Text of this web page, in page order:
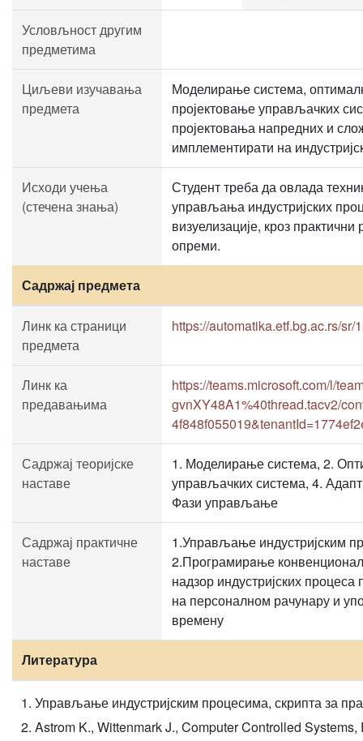
Условљност другим
предметима
Циљеви изучавања
предмета
Моделирање система,
пројектовање управљачких
пројектовања напредних и
имплементирати на
Исходи учења
(стечена знања)
Студент треба да овлада
управљања индустријских
визуелизације, кроз
опреми.
Садржај предмета
Линк ка страници
предмета
https://automatika.etf.bg.ac.rs/sr/
Линк ка
предавањима
https://teams.microsoft.com/l/
gvnXY48A1%40thread.tacv2/
Садржај теоријске
наставе
1. Моделирање система, 2.
управљачких система, 4.
Фази управљање
Садржај практичне
наставе
1.Управљање индустријским
2.Програмирaње
надзор индустријских
на персоналном рачунару и
времену
Литература
Управљање индустријским процесима, скрипта за
Astrom K., Wittenmark J., Computer Controlled